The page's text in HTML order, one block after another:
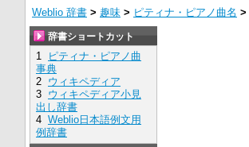
Weblio 辞書 > 趣味 > ピティナ・ピアノ曲名 >
辞書ショートカット
1
ピティナ・ピアノ曲
事典
2 ウィキペディア
3 ウィキペディア小見
出し辞書
4 Weblio日本語例文用
例辞書